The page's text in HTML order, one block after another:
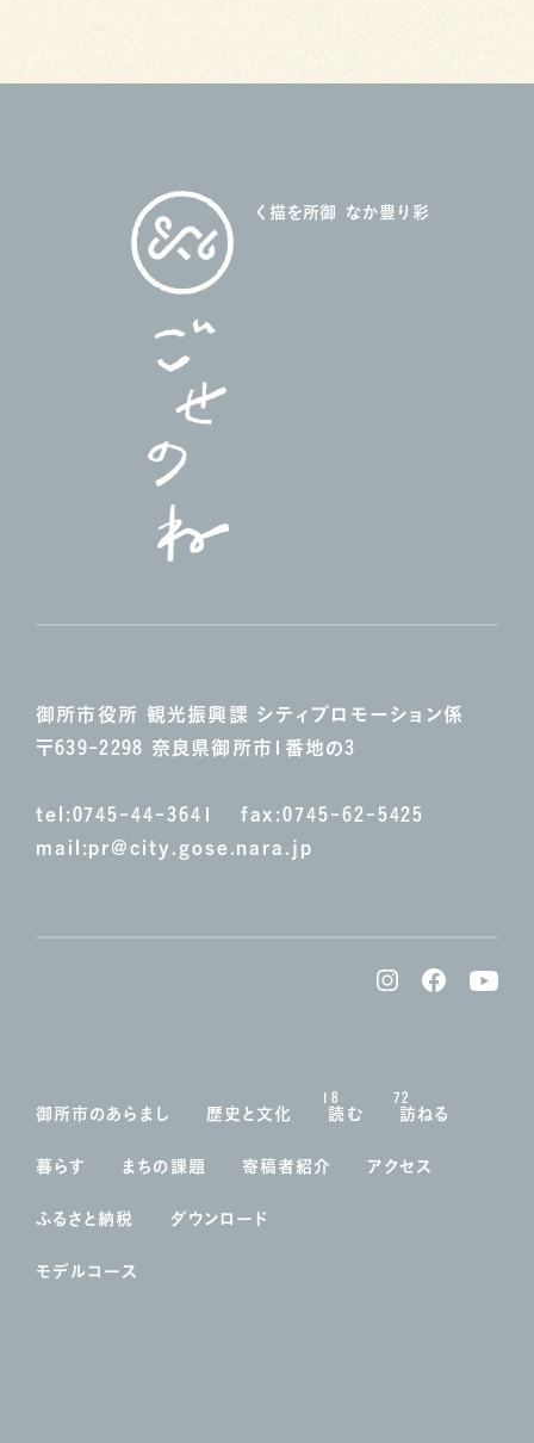
彩り豊かな
御所を描く
御所市役所 観光振興課 シティプロモーション係
〒639-2298 奈良県御所市1番地の3
tel:0745-44-3641
fax:0745-62-5425
mail:pr@city.gose.nara.jp
御所市のあらまし 歴史と文化 読む
18
訪ねる
72
暮らす まちの課題 寄稿者紹介 アクセス
ふるさと納税 ダウンロード
モデルコース